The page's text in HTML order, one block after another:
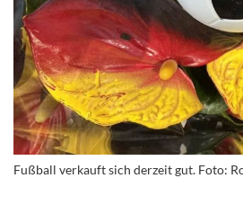
Fußball verkauft sich derzeit gut. Foto: